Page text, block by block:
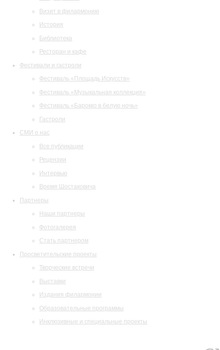
Визит в филармонию
История
Библиотека
Ресторан и кафе
Фестивали и гастроли
Фестиваль «Площадь Искусств»
Фестиваль «Музыкальная коллекция»
Фестиваль «Барокко в белую ночь»
Гастроли
СМИ о нас
Все публикации
Рецензии
Интервью
Время Шостаковича
Партнеры
Наши партнеры
Фотогалерея
Стать партнером
Просветительские проекты
Творческие встречи
Выставки
Издания филармонии
Образовательные программы
Инклюзивные и специальные проекты